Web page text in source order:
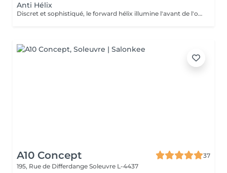
Anti Hélix
Discret et sophistiqué, le forward hélix illumine l'avant de l'oreille avec subtilité. Un choix idéal pour une composition délicate et résolument élégante. Conseils personnalisés et suivi de cicatrisation Inclus : Bijou de première pose en titane ASTM F-136 + 5€ pour changer la couleur de ton bijou grâce à l'anodisation. Les bijoux de la vitrine sont disponibles en première pause, le prix du bijou est à ajouter à la prestation. Pour toutes demandes d'informations, merci de me contacter. Tout les mineurs doivent être accompagnés d'un tuteur légal ( parents ! ), des justificatifs d'identités seront demandés.
A10 Concept
37
195, Rue de Differdange Soleuvre L-4437